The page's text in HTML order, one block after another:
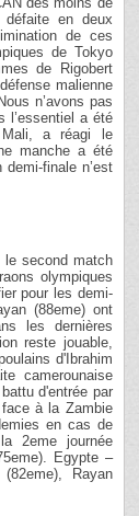
en deux
de ces
de Tokyo
de Rigobert
malienne
n’avons pas
l’essentiel a été
Mali, a réagi le
manche a été
finale n’est
le second match
olympiques
pour les demi-
(88eme) ont
les dernières
reste jouable,
d'Ibrahim
camerounaise
d'entrée par
face à la Zambie
en cas de
2eme journée
Egypte –
Rayan